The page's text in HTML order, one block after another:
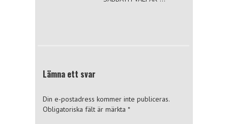
Lämna ett svar
Din e-postadress kommer inte publiceras.
Obligatoriska fält är märkta *